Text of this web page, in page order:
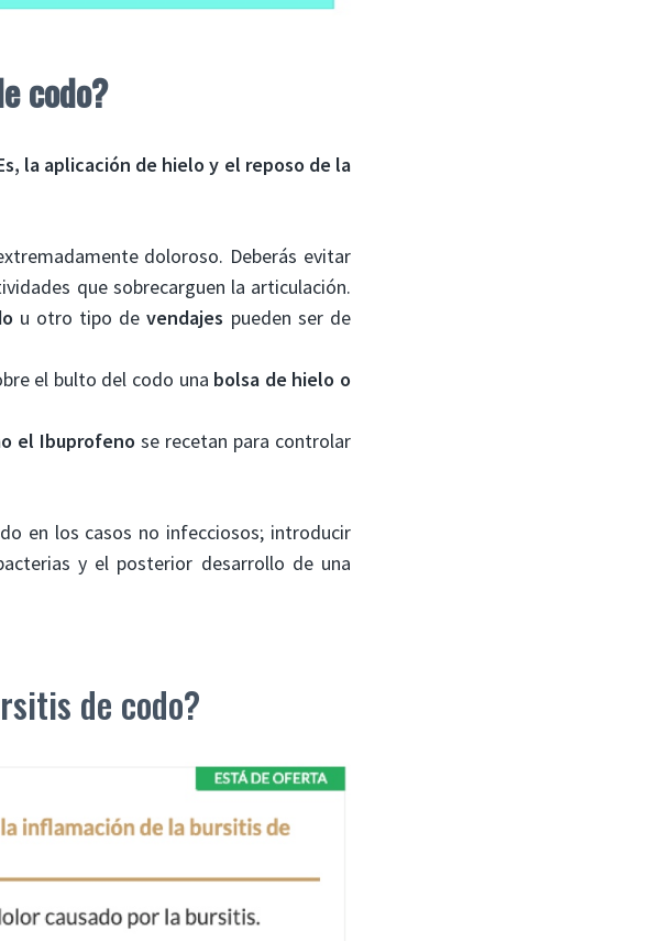
codo?
la aplicación de hielo y el reposo de la
doloroso. Deberás evitar
que sobrecarguen la articulación.
u otro tipo devendajes pueden ser de
el bulto del codo una bolsa de hielo o
el Ibuprofeno se recetan para controlar
en los casos no infecciosos; introducir
y el posterior desarrollo de una
de codo?